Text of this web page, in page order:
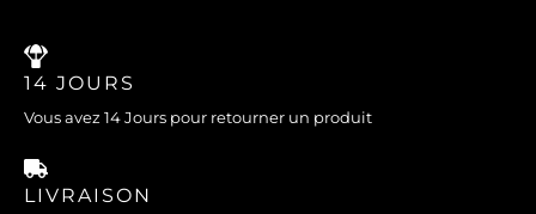
14 JOURS
Vous avez 14 Jours pour retourner un produit
LIVRAISON